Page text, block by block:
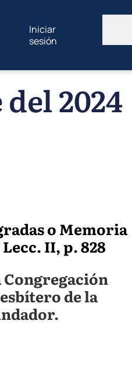
Iniciar
sesión
2024
o Memoria
II, p. 828
Congregación
de la